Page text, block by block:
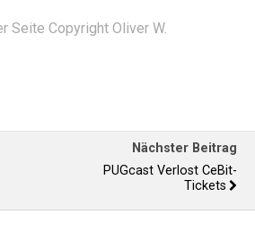
Seite Copyright Oliver W.
Nächster Beitrag
PUGcast Verlost CeBit-
Tickets